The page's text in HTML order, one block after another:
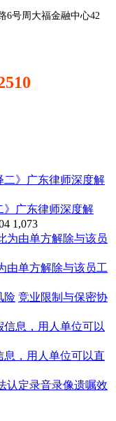
6号周大福金融中心42
》广东律师深度解
1,073
由单方解除与该员工
竞业限制与保密协
息，用人单位可以直
认定录音录像遗嘱效